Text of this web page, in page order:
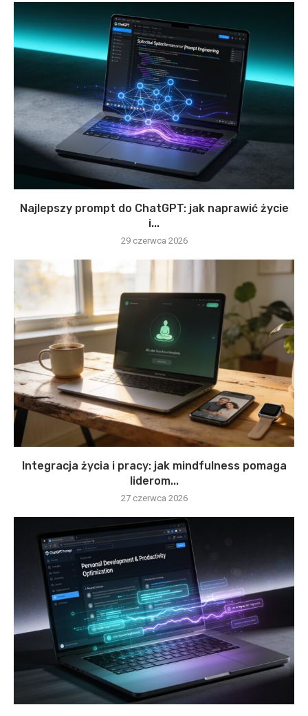
Najlepszy prompt do ChatGPT: jak naprawić życie
i...
29 czerwca 2026
Integracja życia i pracy: jak mindfulness pomaga
liderom...
27 czerwca 2026